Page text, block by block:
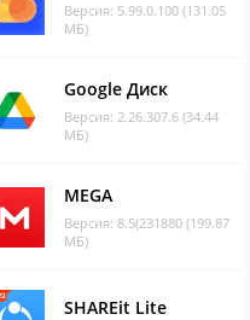
Версия: 5.99.0.100 (131.05
МБ)
Google Диск
Версия: 2.26.307.6 (34.44
МБ)
MEGA
Версия: 8.5(231880 (199.87
МБ)
SHAREit Lite